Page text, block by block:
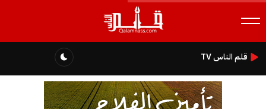
قلم الناس TV